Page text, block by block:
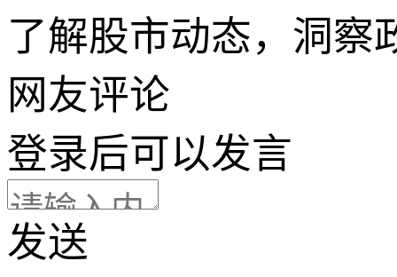
了解股市动态，洞察
网友评论
登录后可以发言
发送